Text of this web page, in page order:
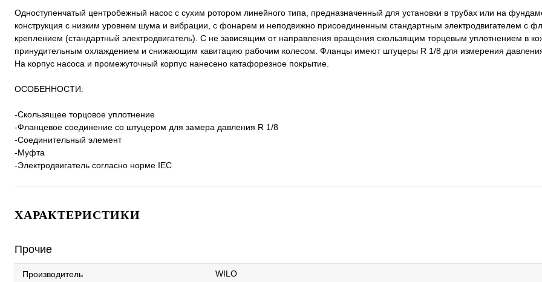
Одноступенчатый центробежный насос с сухим ротором линейного типа, предназначенный для установки в трубах или на
конструкция с низким уровнем шума и вибрации, с фонарем и неподвижно присоединенным стандартным электродвигателем с
креплением (стандартный электродвигатель). С не зависящим от направления вращения скользящим торцевым уплотнением в
принудительным охлаждением и снижающим кавитацию рабочим колесом. Фланцы имеют штуцеры R 1/8 для измерения
На корпус насоса и промежуточный корпус нанесено катафорезное покрытие.
ОСОБЕННОСТИ:
-Скользящее торцовое уплотнение
-Фланцевое соединение со штуцером для замера давления R 1/8
-Соединительный элемент
-Муфта
-Электродвигатель согласно норме IEC
ХАРАКТЕРИСТИКИ
Прочие
Производитель WILO